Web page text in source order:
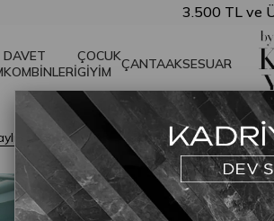
3.500 TL ve Üzeri
DAVET
KOMBİNLERİ
ÇOCUK
GİYİM
ÇANTAAKSESUAR
Takım Lila